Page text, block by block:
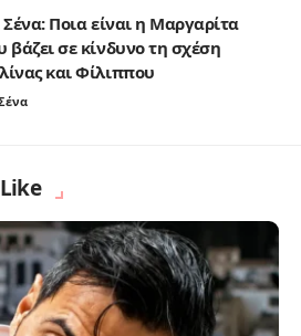
Σένα: Ποια είναι η Μαργαρίτα
βάζει σε κίνδυνο τη σχέση
και Φίλιππου